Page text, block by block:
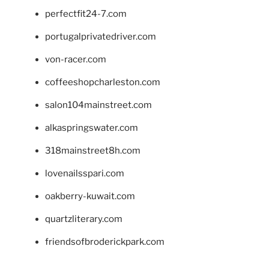
perfectfit24-7.com
portugalprivatedriver.com
von-racer.com
coffeeshopcharleston.com
salon104mainstreet.com
alkaspringswater.com
318mainstreet8h.com
lovenailsspari.com
oakberry-kuwait.com
quartzliterary.com
friendsofbroderickpark.com